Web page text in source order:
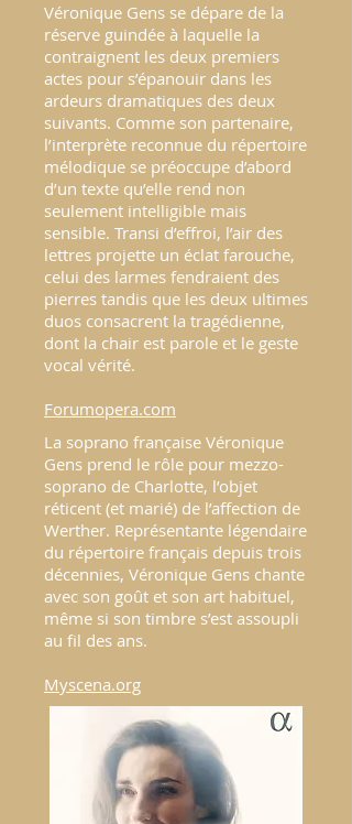
Véronique Gens se dépare de la
réserve guindée à laquelle la
contraignent les deux premiers
actes pour s’épanouir dans les
ardeurs dramatiques des deux
suivants. Comme son partenaire,
l’interprète reconnue du répertoire
mélodique se préoccupe d’abord
d’un texte qu’elle rend non
seulement intelligible mais
sensible. Transi d’effroi, l’air des
lettres projette un éclat farouche,
celui des larmes fendraient des
pierres tandis que les deux ultimes
duos consacrent la tragédienne,
dont la chair est parole et le geste
vocal vérité.
Forumopera.com
La soprano française Véronique
Gens prend le rôle pour mezzo-
soprano de Charlotte, l’objet
réticent (et marié) de l’affection de
Werther. Représentante légendaire
du répertoire français depuis trois
décennies, Véronique Gens chante
avec son goût et son art habituel,
même si son timbre s’est assoupli
au fil des ans.
Myscena.org